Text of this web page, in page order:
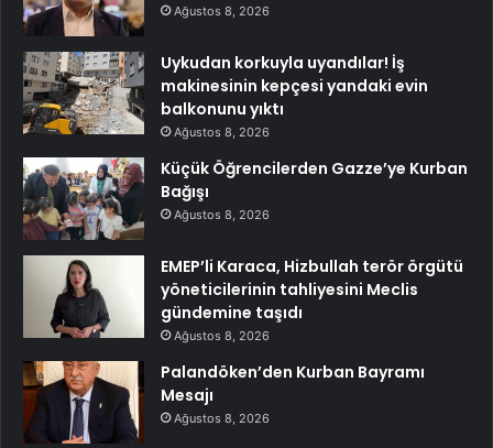
Ağustos 8, 2026
Uykudan korkuyla uyandılar! İş
makinesinin kepçesi yandaki evin
balkonunu yıktı
Ağustos 8, 2026
Küçük Öğrencilerden Gazze’ye Kurban
Bağışı
Ağustos 8, 2026
EMEP’li Karaca, Hizbullah terör örgütü
yöneticilerinin tahliyesini Meclis
gündemine taşıdı
Ağustos 8, 2026
Palandöken’den Kurban Bayramı
Mesajı
Ağustos 8, 2026